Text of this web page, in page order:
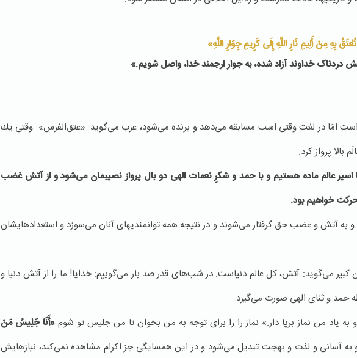
بِهِ مِنْ أَلِیمِ نَارِ اللَّهِ إِلَى كَرِیمِ جِوَارِ اللَّهِ»
خداوند آزاد شده، به‌ جوار ارجمند خدا، واصل شویم.»
است امّا در لغت وقتی اسب مسابقه می‌دهد و برنده می‌شود، عرب می‌گوید: «عتق‌الفرس». وقتی یك
پرواز كرد.
اسیر عالم ماده هستیم و با حمد و شكرِ نعمات الهی دو بال پرواز نصیبمان می‌شود و از آتش غضب
خواهیم بود.
و به آتش و غضب حق گرفتار می‌شوند و در نتیجه همه توانمندیهای آنان می‌سوزد و استعدادهایشان
می‌گوید: آتش، كل عالم دنیاست. در شب‌های قدر صد بار می‌گوییم: خدایا!‌ ما را از آتش دنیا و
حمد و ثنای الهی صورت می‌گیرد.
به یاد من نماز برپا دار.» نماز را را برای توجه به من بخوان تا من جلیس تو شوم«أَنَا جَلِیسُ‏ مَنْ‏
آسانی و لذت و بهجت تبدیل می‌شود و در این همسایگی جز اكرام مشاهده نمی‌كند، نیازهایش